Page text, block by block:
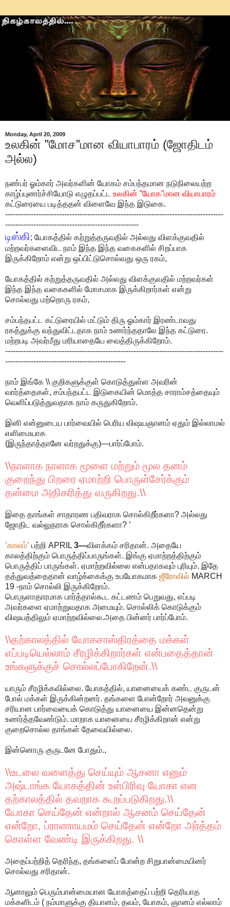
Monday, April 20, 2009
உலகின் ”மோச”மான வியாபாரம் (ஜோதிடம்
அல்ல)
நண்பர் ஓம்கார் அவர்களின் யோகம் சம்பந்தமான நடுநிலையற்ற
காழ்ப்புணர்ச்சியோடு எழுதப்பட்ட உலகின் ”யோக”மான வியாபாரம்
கட்டுரையை படித்ததன் விளைவே இந்த இடுகை.
-------------------------------------------------------------------------------------
----------------------------------------------------
டிஸ்கி; யோகத்தில் கற்றுத்தருவதில் அல்லது விளக்குவதில்
மற்றவர்களைவிட நாம் இந்த இந்த வகைகளில் சிறப்பாக
இருக்கிறோம் என்று ஒப்பிட்டுசொல்வது ஒரு ரகம்,
யோகத்தில் கற்றுத்தருவதில் அல்லது விளக்குவதில் மற்றவர்கள்
இந்த இந்த வகைகளில் மோசமாக இருக்கிறார்கள் என்று
சொல்வது மற்றொரு ரகம்,
சம்பந்தபட்ட கட்டுரையில் மட்டும் திரு ஓம்கார் இரண்டாவது
ரகத்துக்கு வந்துவிட்டதாக நாம் உணர்ந்ததாலே இந்த கட்டுரை.
மற்றபடி அவர்மீது மரியாதையே வைத்திருக்கிறோம்.
-------------------------------------------------------------------------------------
-----------------------------------------------
நாம் இங்கே \\ குறிகளுக்குள் கொடுத்துள்ள அவரின்
வார்த்தைகள், சம்பந்தபட்ட இடுகையின் மொத்த சாராம்சத்தையும்
வெளிப்படுத்துவதாக நாம் கருதுகிறோம்.
இனி என்னுடைய பார்வையில் பெரிய விஷயஞானம் ஏதும் இல்லாமல்
எளிமையாக
(இருந்தாத்தானே வர்றதுக்கு)—பார்ப்போம்.
\\நாளாக நாளாக மூளை மற்றும் மூல தனம்
குறைந்து பிறரை ஏமாற்றி பொருள்சேர்க்கும்
தன்மை அதிகரித்து வருகிறது.\\
இதை தாங்கள் சாதாரண பதிவராக சொல்கிறீர்களா? அல்லது
ஜோதிட வல்லுநராக சொல்கிறீர்களா? ’
’காலம்’ பற்றி APRIL 3—விளக்கம் சரிதான். அதையே
காலத்திற்கும் பொருத்திப்பாருங்கள். இங்கு ஏமாற்றத்திற்கும்
பொருத்திப் பாருங்கள். ஏமாற்றவில்லை என்பதாகவும் புரியும். இதே
தத்துவத்தைதான் வாழ்க்கைக்கு உபயோகமாக ஜீரோவில் MARCH
19 -நாம் சொல்லி இருக்கிறோம்.
பொருளாதாரமாக பார்த்தால்கூட கட்டணம் பெறுவது, எப்படி
அவர்களை ஏமாற்றுவதாக அமையும். சொல்லிக் கொடுக்கும்
விஷயத்திலும் ஏமாற்றவில்லை.அதை பின்னர் பார்ப்போம்.
\\தற்காலத்தில் யோகசாஸ்திரத்தை மக்கள்
எப்படியெல்லாம் சீரழிக்கிறார்கள் என்பதைத்தான்
உங்களுக்குச் சொல்லப்போகிறேன்.\\
யாரும் சீரழிக்கவில்லை. யோகத்தில், யானையைக் கண்ட குருடன்
போல் மக்கள் இருக்கின்றனர். தங்களை போன்றோர் அவனுக்கு
சரியான பார்வையைக் கொடுத்து யானையை இன்னதென்று
உணர்த்தவேண்டும். மாறாக யானையை சீரழிக்கிறான் என்று
குறைசொல்ல தாங்கள் தேவையில்லை.
இன்னொரு குருடனே போதும்.,
\\உடலை வளைத்து செய்யும் ஆசனா எனும்
அஷ்டாங்க யோகத்தின் உள்பிரிவு யோகா என
தற்காலத்தில் தவறாக கூறப்படுகிறது.\\
யோகா செய்தேன் என்றால் ஆசனம் செய்தேன்
என்றோ, ப்ராணாயமம் செய்தேன் என்றோ அர்த்தம்
கொள்ள வேண்டி இருக்கிறது. \\
அதைப்பற்றித் தெரிந்த, தங்களைப் போன்ற சிறுபான்மையினர்
சொல்வது சரிதான்.
ஆனாலும் பெரும்பான்மையான யோகத்தைப் பற்றி தெரியாத
மக்களிடம் ( நம்மாளுக்கு தியானம், தவம், யோகம், ஞானம் எல்லாம்